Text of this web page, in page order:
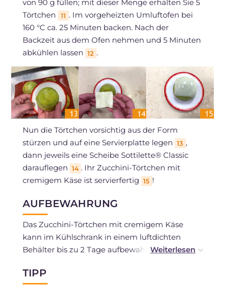
von 90 g füllen; mit dieser Menge erhalten Sie 5
Törtchen
11 . Im vorgeheizten Umluftofen bei
160 °C ca. 25 Minuten backen. Nach der
Backzeit aus dem Ofen nehmen und 5 Minuten
abkühlen lassen 12 .
Nun die Törtchen vorsichtig aus der Form
stürzen und auf eine Servierplatte legen 13 ,
dann jeweils eine Scheibe Sottilette® Classic
darauflegen 14 . Ihr Zucchini-Törtchen mit
cremigem Käse ist servierfertig 15 !
AUFBEWAHRUNG
Das Zucchini-Törtchen mit cremigem Käse
kann im Kühlschrank in einem luftdichten
Behälter bis zu 2 Tage aufbewahrt werden.
Sie können es nach dem Backen einfrieren.
TIPP